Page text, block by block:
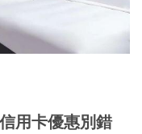
用卡優惠別錯